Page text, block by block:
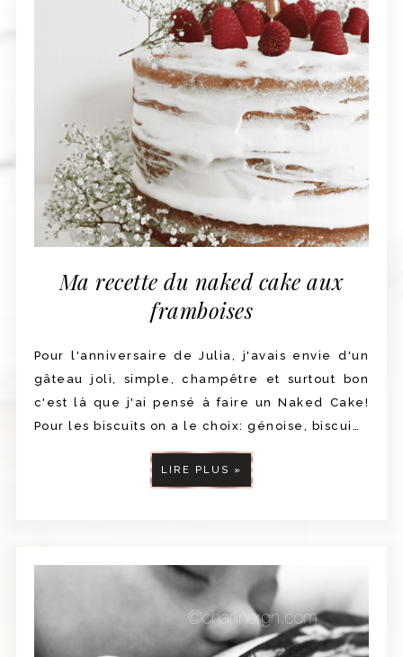
Ma recette du naked cake aux
framboises
Pour l'anniversaire de Julia, j'avais envie d'un
gâteau joli, simple, champêtre et surtout bon
c'est là que j'ai pensé à faire un Naked Cake!
Pour les biscuits on a le choix: génoise, biscui…
LIRE PLUS »